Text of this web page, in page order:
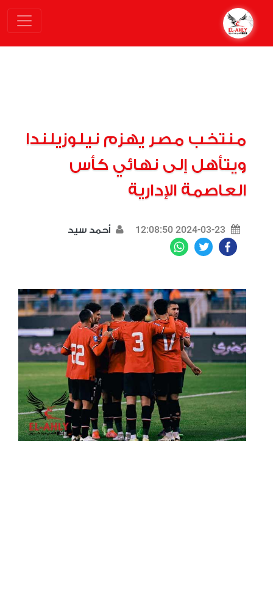
منتخب مصر يهزم نيلوزيلندا
ويتأهل إلى نهائي كأس
العاصمة الإدارية
2024-03-23 12:08:50 أحمد سيد
Facebook
Twitter